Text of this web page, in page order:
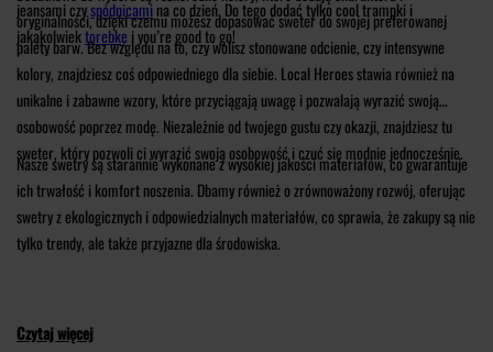
jeansami czyspódnicamina co dzień. Do tego dodać tylko cool trampki i
jakąkolwiektorebkę i you’re good to go!
oryginalności, dzięki czemu możesz dopasować sweter do swojej preferowanej
palety barw. Bez względu na to, czy wolisz stonowane odcienie, czy intensywne
kolory, znajdziesz coś odpowiedniego dla siebie. Local Heroes stawia również na
unikalne i zabawne wzory, które przyciągają uwagę i pozwalają wyrazić swoją
osobowość poprzez modę. Niezależnie od twojego gustu czy okazji, znajdziesz tu
sweter, który pozwoli ci wyrazić swoją osobowość i czuć się modnie jednocześnie.
Nasze swetry są starannie wykonane z wysokiej jakości materiałów, co gwarantuje
ich trwałość i komfort noszenia. Dbamy również o zrównoważony rozwój, oferując
swetry z ekologicznych i odpowiedzialnych materiałów, co sprawia, że zakupy są nie
tylko trendy, ale także przyjazne dla środowiska.
Czytaj więcej